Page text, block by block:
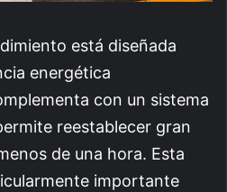
está diseñada
energética
con un sistema
reestablecer gran
de una hora. Esta
importante